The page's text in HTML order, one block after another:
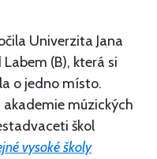
Univerzita Jana
(B), která si
o jedno místo.
akademie múzických
škol
vysoké školy